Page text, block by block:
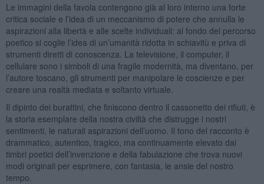
Le immagini della favola contengono già al loro interno una forte
critica sociale e l’idea di un meccanismo di potere che annulla le
aspirazioni alla libertà e alle scelte individuali: al fondo del percorso
poetico si coglie l’idea di un’umanità ridotta in schiavitù e priva di
strumenti diretti di conoscenza. La televisione, il computer, il
cellulare sono i simboli di una fragile modernità, ma diventano, per
l’autore toscano, gli strumenti per manipolare le coscienze e per
creare una realtà mediata e soltanto virtuale.
Il dipinto dei burattini, che finiscono dentro il cassonetto dei rifiuti, è
la storia esemplare della nostra civiltà che distrugge i nostri
sentimenti, le naturali aspirazioni dell’uomo. Il tono del racconto è
drammatico, autentico, tragico, ma continuamente elevato dai
timbri poetici dell’invenzione e della fabulazione che trova nuovi
modi originali per esprimere, con fantasia, le ansie del nostro
tempo.